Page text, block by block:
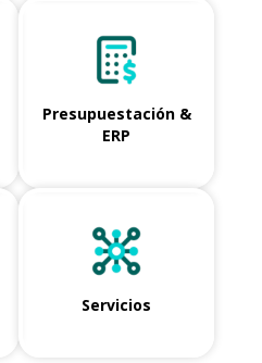
Presupuestación &
ERP
Servicios